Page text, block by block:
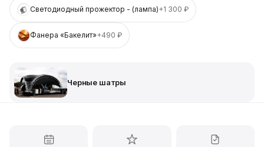
Светодиодный прожектор - (лампа)+1 300 ₽
Фанера «Бакелит»+490 ₽
Черные шатры